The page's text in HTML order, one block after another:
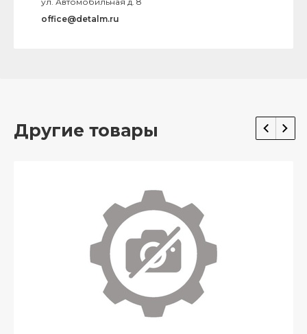
office@detalm.ru
Другие товары